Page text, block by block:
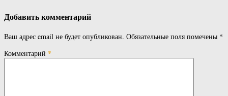
Добавить комментарий
Ваш адрес email не будет опубликован. Обязательные поля помечены *
Комментарий *